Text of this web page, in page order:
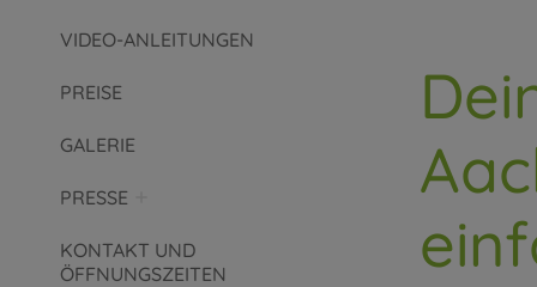
VIDEO-ANLEITUNGEN
PREISE
GALERIE
PRESSE
KONTAKT UND
ÖFFNUNGSZEITEN